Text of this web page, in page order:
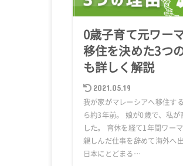
0歳子育て元ワー
移住を決めた3つ
も詳しく解説
2021.05.19
我が家がマレーシアへ移住す
ら約3年前。 娘が0歳で、私
した。 育休を経て1年間ワー
親しんだ仕事を辞めて海外へ
日本にとどまる…